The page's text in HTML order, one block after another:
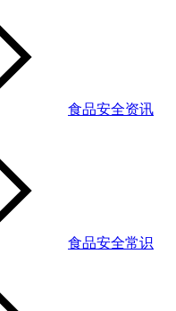
食品安全资讯
食品安全常识